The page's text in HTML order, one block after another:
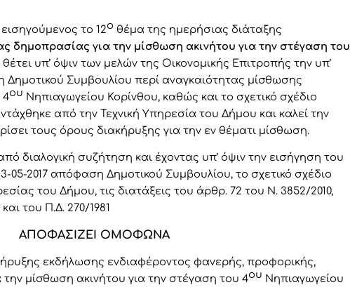
το 12ο θέμα της ημερήσιας διάταξης
δημοπρασίας για την μίσθωση ακινήτου για την στέγαση του
θέτει υπ’ όψιν των μελών της Οικονομικής Επιτροπής την υπ’
Δημοτικού Συμβουλίου περί αναγκαιότητας μίσθωσης
4ου Νηπιαγωγείου Κορίνθου, καθώς και το σχετικό σχέδιο
από την Τεχνική Υπηρεσία του Δήμου και καλεί την
τους όρους διακήρυξης για την εν θέματι μίσθωση.
διαλογική συζήτηση και έχοντας υπ’ όψιν την εισήγηση του
05-2017 απόφαση Δημοτικού Συμβουλίου, το σχετικό σχέδιο
του Δήμου, τις διατάξεις του άρθρ. 72 του Ν. 3852/2010,
του Π.Δ. 270/1981
ΑΠΟΦΑΣΙΖΕΙ ΟΜΟΦΩΝΑ
εκδήλωσης ενδιαφέροντος φανερής, προφορικής,
μίσθωση ακινήτου για την στέγαση του 4ου Νηπιαγωγείου